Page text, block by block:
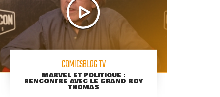
COMICSBLOG TV
MARVEL ET POLITIQUE :
RENCONTRE AVEC LE GRAND ROY
THOMAS